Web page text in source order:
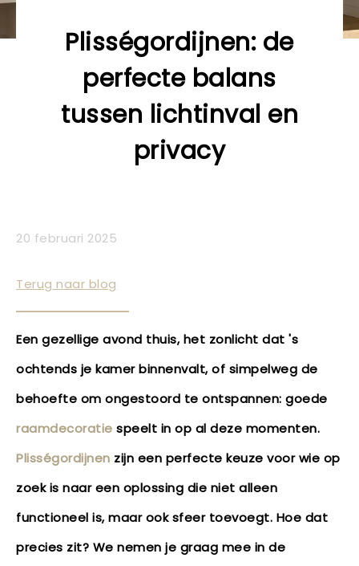
Plisségordijnen: de
perfecte balans
tussen lichtinval en
privacy
20 februari 2025
Terug naar blog
Een gezellige avond thuis, het zonlicht dat 's
ochtends je kamer binnenvalt, of simpelweg de
behoefte om ongestoord te ontspannen: goede
raamdecoratie speelt in op al deze momenten.
Plisségordijnen zijn een perfecte keuze voor wie op
zoek is naar een oplossing die niet alleen
functioneel is, maar ook sfeer toevoegt. Hoe dat
precies zit? We nemen je graag mee in de